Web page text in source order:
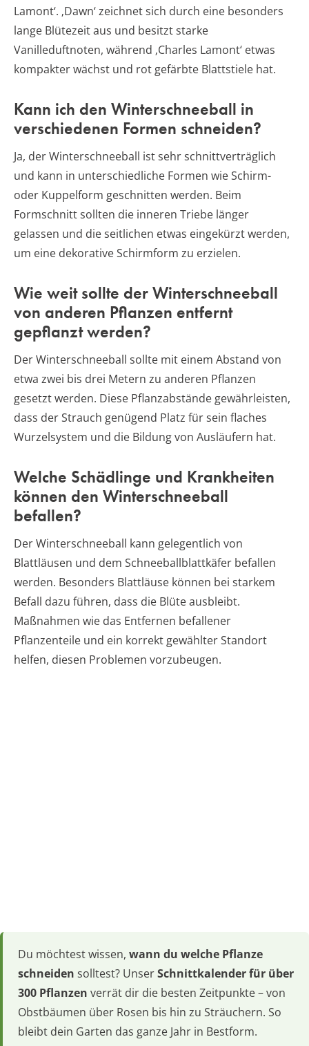
Lamont‘. ‚Dawn‘ zeichnet sich durch eine besonders
lange Blütezeit aus und besitzt starke
Vanilleduftnoten, während ‚Charles Lamont‘ etwas
kompakter wächst und rot gefärbte Blattstiele hat.
Kann ich den Winterschneeball in
verschiedenen Formen schneiden?
Ja, der Winterschneeball ist sehr schnittverträglich
und kann in unterschiedliche Formen wie Schirm-
oder Kuppelform geschnitten werden. Beim
Formschnitt sollten die inneren Triebe länger
gelassen und die seitlichen etwas eingekürzt werden,
um eine dekorative Schirmform zu erzielen.
Wie weit sollte der Winterschneeball
von anderen Pflanzen entfernt
gepflanzt werden?
Der Winterschneeball sollte mit einem Abstand von
etwa zwei bis drei Metern zu anderen Pflanzen
gesetzt werden. Diese Pflanzabstände gewährleisten,
dass der Strauch genügend Platz für sein flaches
Wurzelsystem und die Bildung von Ausläufern hat.
Welche Schädlinge und Krankheiten
können den Winterschneeball
befallen?
Der Winterschneeball kann gelegentlich von
Blattläusen und dem Schneeballblattkäfer befallen
werden. Besonders Blattläuse können bei starkem
Befall dazu führen, dass die Blüte ausbleibt.
Maßnahmen wie das Entfernen befallener
Pflanzenteile und ein korrekt gewählter Standort
helfen, diesen Problemen vorzubeugen.
Du möchtest wissen, wann du welche Pflanze
schneiden solltest? UnserSchnittkalender für über
300 Pflanzen verrät dir die besten Zeitpunkte – von
Obstbäumen über Rosen bis hin zu Sträuchern. So
bleibt dein Garten das ganze Jahr in Bestform.